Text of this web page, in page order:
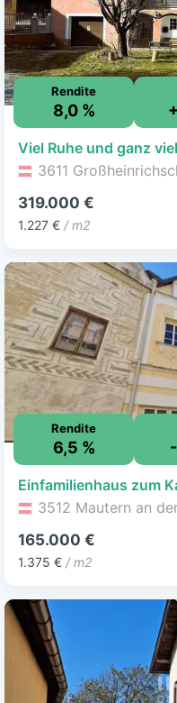
Rendite
8,0 %
Viel Ruhe und ganz
3611
319.000 €
1.227 € / m2
Rendite
6,5 %
3512 Mautern an
165.000 €
1.375 € / m2